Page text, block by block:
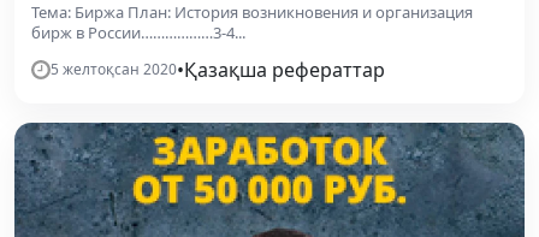
Тема: Биржа План: История возникновения и организация
бирж в России………………3-4...
5 желтоқсан 2020•Қазақша рефераттар